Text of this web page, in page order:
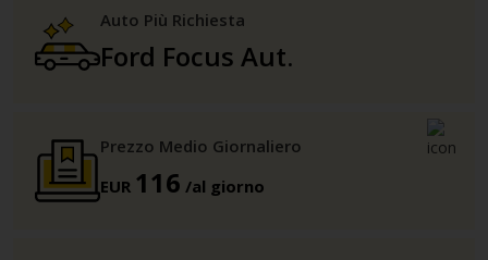
Auto Più Richiesta
Ford Focus Aut.
Prezzo Medio Giornaliero
EUR 116 /al giorno